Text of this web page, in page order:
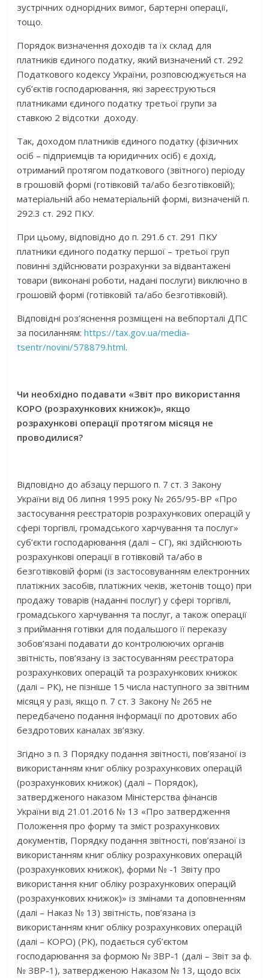
зустрічних однорідних вимог, бартерні операції,
тощо.
Порядок визначення доходів та їх склад для
платників єдиного податку, який визначений ст. 292
Податкового кодексу України, розповсюджується на
суб’єктів господарювання, які зареєструються
платниками єдиного податку третьої групи за
ставкою 2 відсотки доходу.
Так, доходом платників єдиного податку (фізичних
осіб – підприємців та юридичних осіб) є дохід,
отриманий протягом податкового (звітного) періоду
в грошовій формі (готівковій та/або безготівковій);
матеріальній або нематеріальній формі, визначеній п.
292.3 ст. 292 ПКУ.
При цьому, відповідно до п. 291.6 ст. 291 ПКУ
платники єдиного податку першої – третьої груп
повинні здійснювати розрахунки за відвантажені
товари (виконані роботи, надані послуги) виключно в
грошовій формі (готівковій та/або безготівковій).
Відповідні роз’яснення розміщені на вебпорталі ДПС
за посиланням:https://tax.gov.ua/media-
tsentr/novini/578879.html.
Чи необхідно подавати «Звіт про використання
КОРО (розрахункових книжок)», якщо
розрахункові операції протягом місяця не
проводилися?
Відповідно до абзацу першого п. 7 ст. 3 Закону
України від 06 липня 1995 року № 265/95-ВР «Про
застосування реєстраторів розрахункових операцій у
сфері торгівлі, громадського харчування та послуг»
суб’єкти господарювання (далі – СГ), які здійснюють
розрахункові операції в готівковій та/або в
безготівковій формі (із застосовуванням електронних
платіжних засобів, платіжних чеків, жетонів тощо) при
продажу товарів (наданні послуг) у сфері торгівлі,
громадського харчування та послуг, а також операції
з приймання готівки для подальшого її переказу
зобов’язані подавати до контролюючих органів
звітність, пов’язану із застосуванням реєстратора
розрахункових операцій та розрахункових книжок
(далі – РК), не пізніше 15 числа наступного за звітним
місяця у разі, якщо п. 7 ст. 3 Закону № 265 не
передбачено подання інформації по дротових або
бездротових каналах зв’язку.
Згідно з п. 3 Порядку подання звітності, пов’язаної із
використанням книг обліку розрахункових операцій
(розрахункових книжок) (далі – Порядок),
затвердженого наказом Міністерства фінансів
України від 21.01.2016 № 13 «Про затвердження
Положення про форму та зміст розрахункових
документів, Порядку подання звітності, пов’язаної із
використанням книг обліку розрахункових операцій
(розрахункових книжок), форми № -1 Звіту про
використання книг обліку розрахункових операцій
(розрахункових книжок)» із змінами та доповненням
(далі – Наказ № 13) звітність, пов’язана із
використанням книг обліку розрахункових операцій
(далі – КОРО) (РК), подається суб’єктом
господарювання за формою № ЗВР-1 (далі – Звіт за ф.
№ ЗВР-1), затвердженою Наказом № 13, щодо всіх